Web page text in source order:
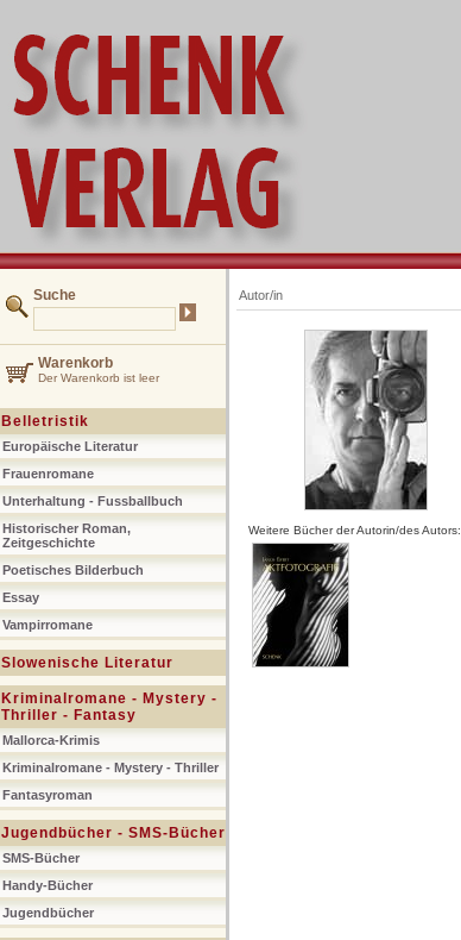
Suche
Warenkorb
Der Warenkorb ist leer
Belletristik
Europäische Literatur
Frauenromane
Unterhaltung - Fussballbuch
Historischer Roman,
Zeitgeschichte
Poetisches Bilderbuch
Essay
Vampirromane
Slowenische Literatur
Kriminalromane - Mystery -
Thriller - Fantasy
Mallorca-Krimis
Kriminalromane - Mystery - Thriller
Fantasyroman
Jugendbücher - SMS-Bücher
SMS-Bücher
Handy-Bücher
Jugendbücher
Autor/in
Weitere Bücher der Autorin/des Autors: